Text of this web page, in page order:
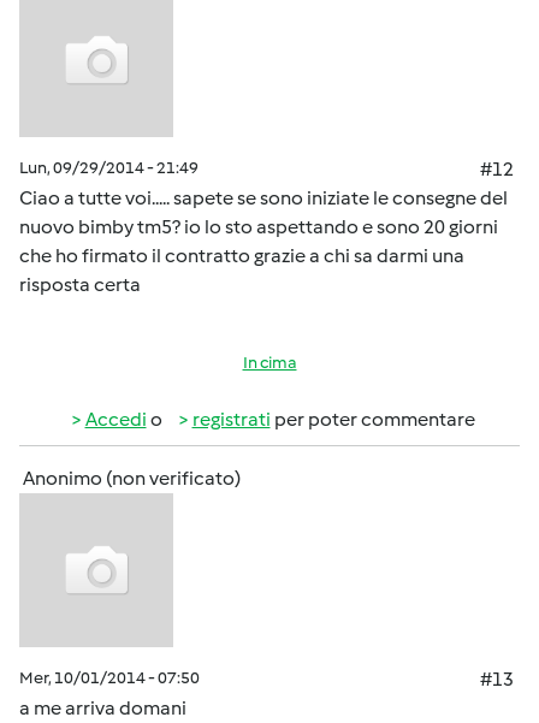
Lun, 09/29/2014 - 21:49
#12
Ciao a tutte voi..... sapete se sono iniziate le consegne del
nuovo bimby tm5? io lo sto aspettando e sono 20 giorni
che ho firmato il contratto grazie a chi sa darmi una
risposta certa
In cima
Accedi o registrati per poter commentare
Anonimo (non verificato)
Mer, 10/01/2014 - 07:50
#13
a me arriva domani